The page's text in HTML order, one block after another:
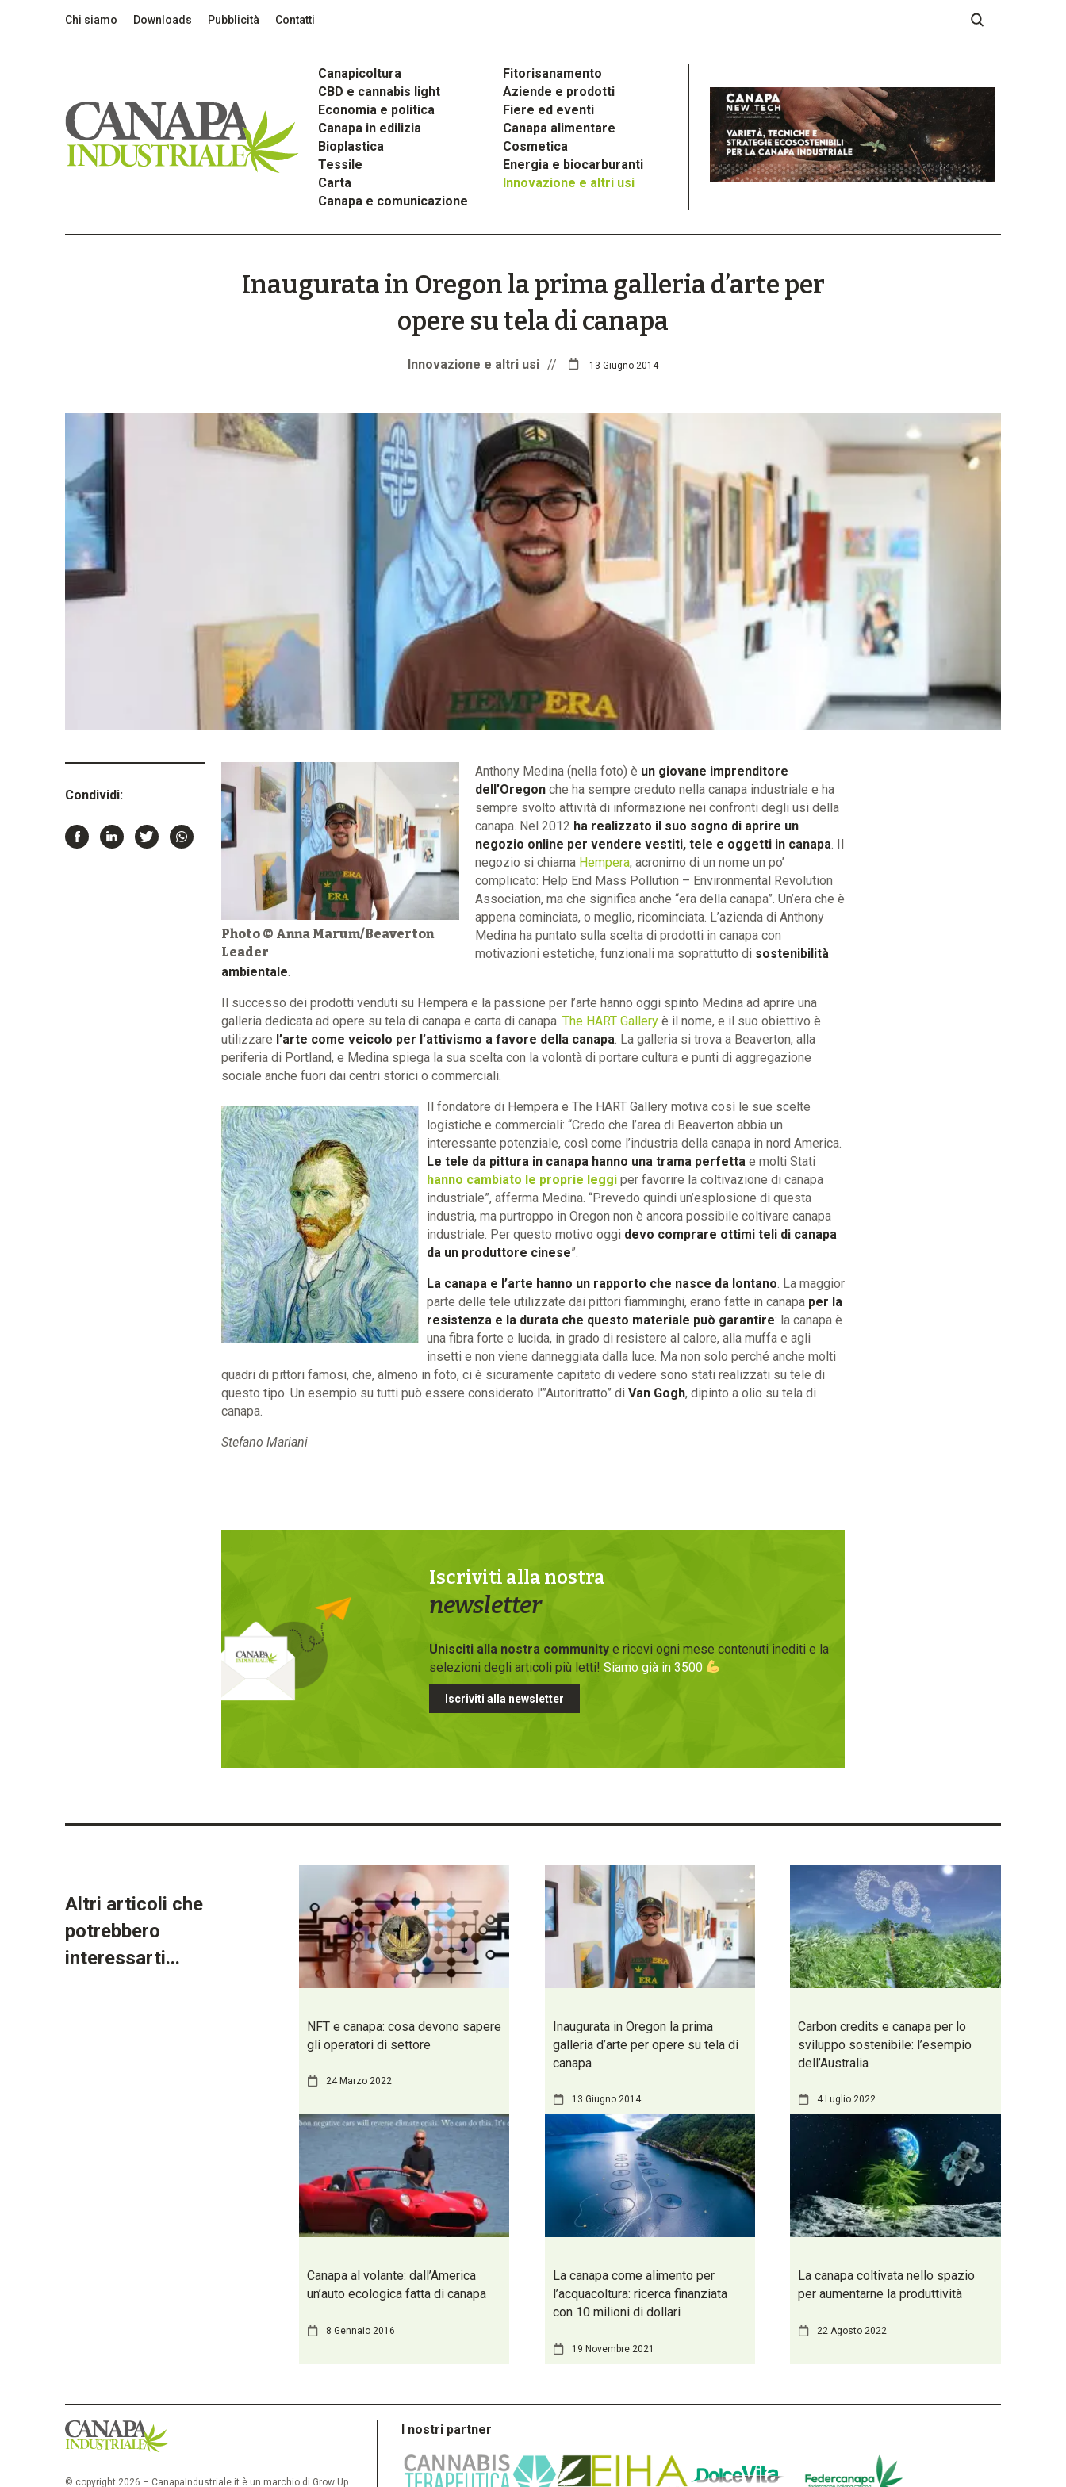
Chi siamo Downloads Pubblicità Contatti
Canapicoltura
Fitorisanamento
CBD e cannabis light
Aziende e prodotti
Economia e politica
Fiere ed eventi
Canapa in edilizia
Canapa alimentare
Bioplastica
Cosmetica
Tessile
Energia e biocarburanti
Carta
Innovazione e altri usi
Canapa e comunicazione
Inaugurata in Oregon la prima galleria d’arte per
opere su tela di canapa
Innovazione e altri usi // 13 Giugno 2014
Condividi:
Photo © Anna Marum/Beaverton
Leader
Anthony Medina (nella foto) è un giovane imprenditore
dell’Oregonche ha sempre creduto nella canapa industriale e ha
sempre svolto attività di informazione nei confronti degli usi della
canapa. Nel 2012 ha realizzato il suo sogno di aprire un
negozio online per vendere vestiti, tele e oggetti in canapa. Il
negozio si chiama Hempera, acronimo di un nome un po’
complicato: Help End Mass Pollution – Environmental Revolution
Association, ma che significa anche “era della canapa”. Un’era che è
appena cominciata, o meglio, ricominciata. L’azienda di Anthony
Medina ha puntato sulla scelta di prodotti in canapa con
motivazioni estetiche, funzionali ma soprattutto di sostenibilità
ambientale.
Il successo dei prodotti venduti su Hempera e la passione per l’arte hanno oggi spinto Medina ad aprire una
galleria dedicata ad opere su tela di canapa e carta di canapa. The HART Galleryè il nome, e il suo obiettivo è
utilizzare l’arte come veicolo per l’attivismo a favore della canapa. La galleria si trova a Beaverton, alla
periferia di Portland, e Medina spiega la sua scelta con la volontà di portare cultura e punti di aggregazione
sociale anche fuori dai centri storici o commerciali.
Il fondatore di Hempera e The HART Gallery motiva così le sue scelte
logistiche e commerciali: “Credo che l’area di Beaverton abbia un
interessante potenziale, così come l’industria della canapa in nord America.
Le tele da pittura in canapa hanno una trama perfettae molti Stati
hanno cambiato le proprie leggiper favorire la coltivazione di canapa
industriale”, afferma Medina. “Prevedo quindi un’esplosione di questa
industria, ma purtroppo in Oregon non è ancora possibile coltivare canapa
industriale. Per questo motivo oggi devo comprare ottimi teli di canapa
da un produttore cinese”.
La canapa e l’arte hanno un rapporto che nasce da lontano. La maggior
parte delle tele utilizzate dai pittori fiamminghi, erano fatte in canapa per la
resistenza e la durata che questo materiale può garantire: la canapa è
una fibra forte e lucida, in grado di resistere al calore, alla muffa e agli
insetti e non viene danneggiata dalla luce. Ma non solo perché anche molti
quadri di pittori famosi, che, almeno in foto, ci è sicuramente capitato di vedere sono stati realizzati su tele di
questo tipo. Un esempio su tutti può essere considerato l'”Autoritratto” di Van Gogh, dipinto a olio su tela di
canapa.
Stefano Mariani
Iscriviti alla nostra
newsletter
Unisciti alla nostra communitye ricevi ogni mese contenuti inediti e la
selezioni degli articoli più letti! Siamo già in 3500
Iscriviti alla newsletter
Altri articoli che
potrebbero
interessarti...
NFT e canapa: cosa devono sapere
gli operatori di settore
24 Marzo 2022
Inaugurata in Oregon la prima
galleria d’arte per opere su tela di
canapa
13 Giugno 2014
Carbon credits e canapa per lo
sviluppo sostenibile: l’esempio
dell’Australia
4 Luglio 2022
Canapa al volante: dall’America
un’auto ecologica fatta di canapa
8 Gennaio 2016
La canapa come alimento per
l’acquacoltura: ricerca finanziata
con 10 milioni di dollari
19 Novembre 2021
La canapa coltivata nello spazio
per aumentarne la produttività
22 Agosto 2022
© copyright 2026 – CanapaIndustriale.it è un marchio di Grow Up
I nostri partner